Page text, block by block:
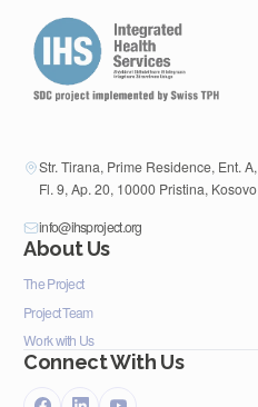
Str. Tirana, Prime Residence, Ent. A,
Fl. 9, Ap. 20, 10000 Pristina, Kosovo
info@ihsproject.org
About Us
The Project
Project Team
Work with Us
Connect With Us